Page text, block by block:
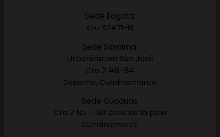
Sede Bogotá:
Cra 52#71-18
Sede Sasaima:
Urbanización San José
Cra 2 #8-84
Sasaima, Cundinamarca
Sede Guaduas:
Cra 2 No. 1-83 calle de la pola
Cundinamarca